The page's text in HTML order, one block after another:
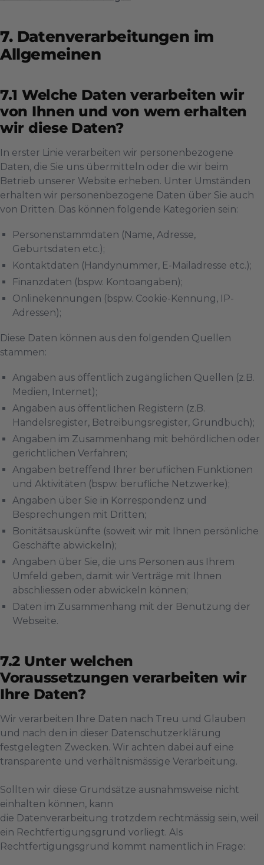
Datenverarbeitungen im
Allgemeinen
Welche Daten verarbeiten wir
von Ihnen und von wem erhalten
wir diese Daten?
In erster Linie verarbeiten wir personenbezogene
Daten, die Sie uns übermitteln oder die wir beim
Betrieb unserer Website erheben. Unter Umständen
erhalten wir personenbezogene Daten über Sie auch
von Dritten. Das können folgende Kategorien sein:
Personenstammdaten (Name, Adresse,
Geburtsdaten etc.);
Kontaktdaten (Handynummer, E-Mailadresse etc.);
Finanzdaten (bspw. Kontoangaben);
Onlinekennungen (bspw. Cookie-Kennung, IP-
Adressen);
Diese Daten können aus den folgenden Quellen
stammen:
Angaben aus öffentlich zugänglichen Quellen (z.B.
Medien, Internet);
Angaben aus öffentlichen Registern (z.B.
Handelsregister, Betreibungsregister, Grundbuch);
Angaben im Zusammenhang mit behördlichen oder
gerichtlichen Verfahren;
Angaben betreffend Ihrer beruflichen Funktionen
und Aktivitäten (bspw. berufliche Netzwerke);
Angaben über Sie in Korrespondenz und
Besprechungen mit Dritten;
Bonitätsauskünfte (soweit wir mit Ihnen persönliche
Geschäfte abwickeln);
Angaben über Sie, die uns Personen aus Ihrem
Umfeld geben, damit wir Verträge mit Ihnen
abschliessen oder abwickeln können;
Daten im Zusammenhang mit der Benutzung der
Webseite.
Unter welchen
Voraussetzungen verarbeiten wir
Ihre Daten?
Wir verarbeiten Ihre Daten nach Treu und Glauben
und nach den in dieser Datenschutzerklärung
festgelegten Zwecken. Wir achten dabei auf eine
transparente und verhältnismässige Verarbeitung.
Sollten wir diese Grundsätze ausnahmsweise nicht
einhalten können, kann
die Datenverarbeitung trotzdem rechtmässig sein, weil
ein Rechtfertigungsgrund vorliegt. Als
Rechtfertigungsgrund kommt namentlich in Frage: